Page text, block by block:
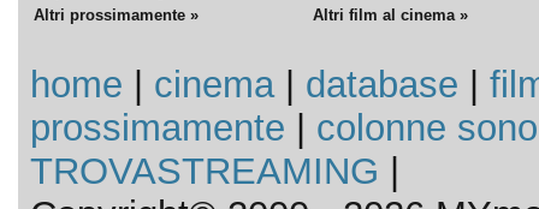
Altri prossimamente » Altri film al cinema »
home cinema| database
prossimamente
colonne
TROVASTREAMING